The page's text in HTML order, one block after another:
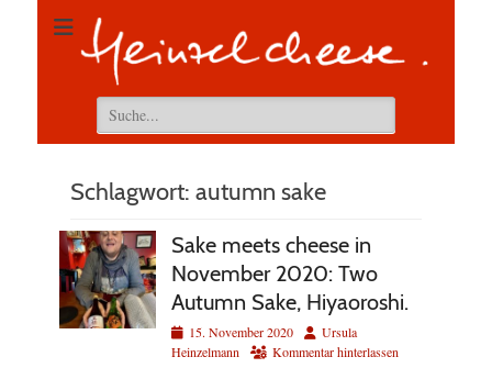
Suchen
nach:
Schlagwort: autumn sake
Sake meets cheese in
November 2020: Two
Autumn Sake, Hiyaoroshi.
Veröffentlicht
am
15. November 2020 AutorUrsula
Heinzelmann
Kommentar hinterlassen